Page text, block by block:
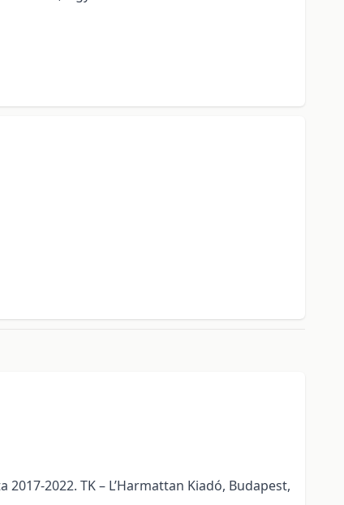
2022. TK – L’Harmattan Kiadó, Budapest,